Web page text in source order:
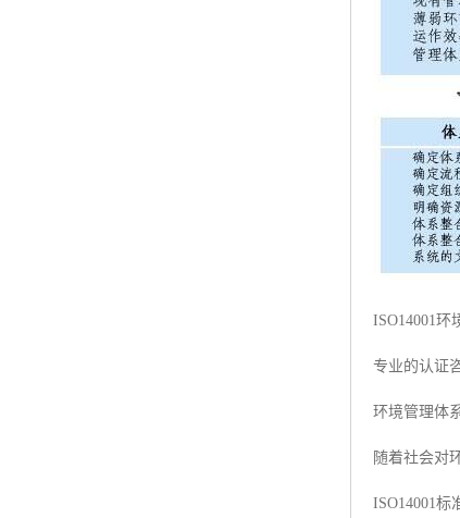
ISO14001环
专业的认证
环境管理体
随着社会对
ISO14001